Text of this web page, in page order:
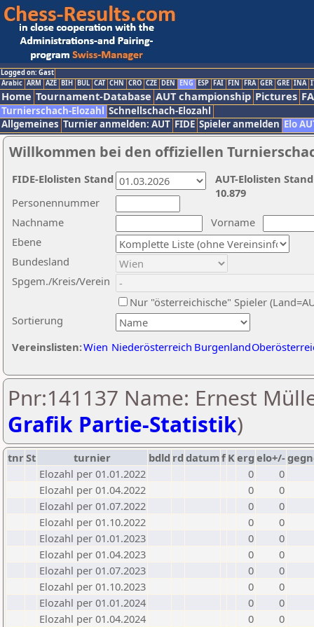
Logged on: Gast
Arabic ARM AZE BIH BUL CAT CHN CRO CZE DEN ENG ESP FAI FIN FRA GER GRE INA
Home Tournament-Database AUT championship Pictures
Turnierschach-Elozahl Schnellschach-Elozahl
Allgemeines Turnier anmelden: AUT FIDE Spieler anmelden Elo
Willkommen bei den offiziellen
Nachname
Vorname
Ebene
Sortierung
Personennummer
Bundesland
Spgem./Kreis/Verein
Nur "österreichische" Spieler
Vereinslisten:Wien Niederösterreich Burgenland
AUT-Elolisten
10.879
FIDE-Elolisten Stand
Pnr:141137 Name: Ernest
Grafik Partie-Statistik)
tnrSt turnier bdld rd datumf Kerg elo+/-
Elozahl per 01.01.2022
0
0
Elozahl per 01.04.2022
0
0
Elozahl per 01.07.2022
0
0
Elozahl per 01.10.2022
0
0
Elozahl per 01.01.2023
0
0
Elozahl per 01.04.2023
0
0
Elozahl per 01.07.2023
0
0
Elozahl per 01.10.2023
0
0
Elozahl per 01.01.2024
0
0
Elozahl per 01.04.2024
0
0